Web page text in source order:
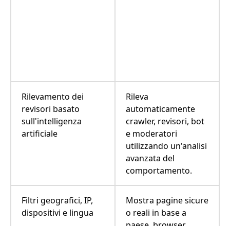
Rilevamento dei
revisori basato
sull'intelligenza
artificiale
Rileva
automaticamente
crawler, revisori, bot
e moderatori
utilizzando un'analisi
avanzata del
comportamento.
Filtri geografici, IP,
dispositivi e lingua
Mostra pagine sicure
o reali in base a